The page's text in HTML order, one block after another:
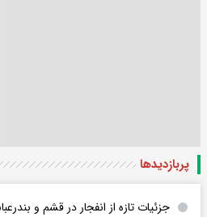
پربازدید‌ها
جزئیات تازه از انفجار در قشم و